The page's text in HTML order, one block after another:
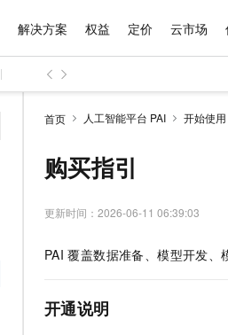
解决方案 权益 定价 云市场
首页 人工智能平台 PAI 开始使用
购买指引
更新时间： 2026-06-11 06:39:03
PAI 覆盖数据准备、模型开发、
开通说明
千问AI平台
精选产品
大模型服务与应用平台
多元化、高性能、安全可靠的大模型服务
无影云电脑
随时随地安全接入的云上超级电脑
云解析DNS
精选解决方案
上传文档即自动完成翻译和格式还原
Hermes Agent，打造自进化智能体
自主进化，持久记忆，越用越聪明
快速拥有专属 OpenClaw
普惠上云
云服务器38元/年起，超值低价云产品抢先购
推荐新用户得奖励，单订单最高返9万
云工开物
高校专属算力普惠，学生认证享300元代
免费试用
产品定价
了解云产品的定价详情
云上成本管理
管理和优化成本
精选商城
多端小程序
观测云
Tuya 物联网平台阿里云版
成为销售伙伴
咨询伙伴
销售伙伴合作计划
无影生态合作计划
Consulting Partner 合作计划
售前咨询
售后服务
自助服务
在线服务
短信专区
为什么选择阿里云
技术领先
分析师报告
研究报告与白皮书